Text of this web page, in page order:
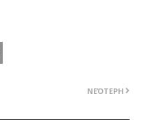
ΝΕΌΤΕΡΗ